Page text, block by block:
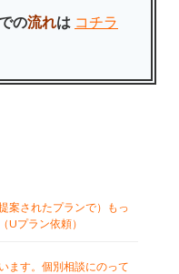
の流れは コチラ
案されたプランで）もっ
Uプラン依頼）
ます。個別相談にのって